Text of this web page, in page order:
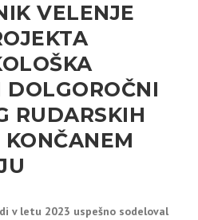
VELENJE
RUDARSKIH
v letu 2023 uspešno sodeloval